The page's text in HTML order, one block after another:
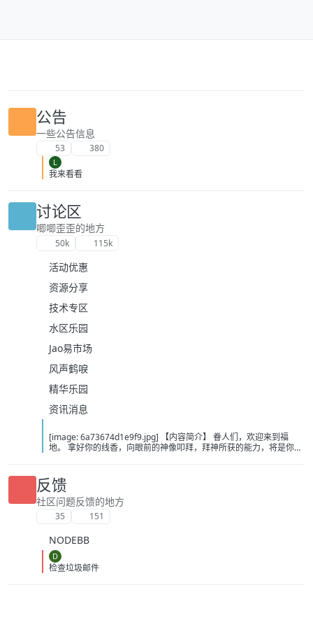
公告
一些公告信息
53 380
L
我来看看
讨论区
唧唧歪歪的地方
50k 115k
活动优惠
资源分享
技术专区
水区乐园
Jao易市场
风声鹤唳
精华乐园
资讯消息
[image: 6a73674d1e9f9.jpg] 【内容简介】 眷人们，欢迎来到福
地。 拿好你的线香，向眼前的神像叩拜，拜神所获的能力，将是你们
悲剧轮回…… 【作者简介】 作者：幻梦猎人，起点中文网作者，代表
作品：《灾厄收容所》《诡异分解指南》《天灾疯人院》《基因收容
所》等 【下载地址】 百度：
https://pan.baidu.com/s/1CTpsB1_Ju5NwzAhO0MvwZQ?pwd=9a1v
夸克：https://pan.quark.cn/s/ffe07719ebb3?pwd=aUYh 移动：
反馈
社区问题反馈的地方
35 151
NODEBB
D
检查垃圾邮件